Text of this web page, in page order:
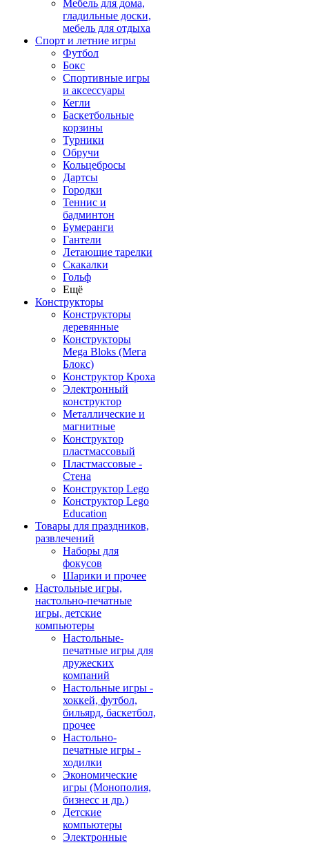
Мебель для дома,
гладильные доски,
мебель для отдыха
Спорт и летние игры
Футбол
Бокс
Спортивные игры
и аксессуары
Кегли
Баскетбольные
корзины
Турники
Обручи
Кольцебросы
Дартсы
Городки
Теннис и
бадминтон
Бумеранги
Гантели
Летающие тарелки
Скакалки
Гольф
Ещё
Конструкторы
Конструкторы
деревянные
Конструкторы
Mega Bloks (Мега
Блокс)
Конструктор Кроха
Электронный
конструктор
Металлические и
магнитные
Конструктор
пластмассовый
Пластмассовые -
Стена
Конструктор Lego
Конструктор Lego
Education
Товары для праздников,
развлечений
Наборы для
фокусов
Шарики и прочее
Настольные игры,
настольно-печатные
игры, детские
компьютеры
Настольные-
печатные игры для
дружеских
компаний
Настольные игры -
хоккей, футбол,
бильярд, баскетбол,
прочее
Настольно-
печатные игры -
ходилки
Экономические
игры (Монополия,
бизнесс и др.)
Детские
компьютеры
Электронные